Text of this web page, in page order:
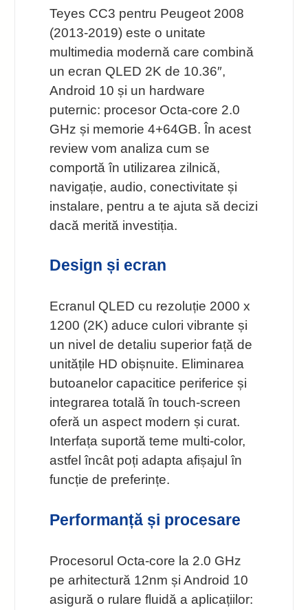
Teyes CC3 pentru Peugeot 2008
(2013-2019) este o unitate
multimedia modernă care combină
un ecran QLED 2K de 10.36″,
Android 10 și un hardware
puternic: procesor Octa-core 2.0
GHz și memorie 4+64GB. În acest
review vom analiza cum se
comportă în utilizarea zilnică,
navigație, audio, conectivitate și
instalare, pentru a te ajuta să decizi
dacă merită investiția.
Design și ecran
Ecranul QLED cu rezoluție 2000 x
1200 (2K) aduce culori vibrante și
un nivel de detaliu superior față de
unitățile HD obișnuite. Eliminarea
butoanelor capacitice periferice și
integrarea totală în touch-screen
oferă un aspect modern și curat.
Interfața suportă teme multi-color,
astfel încât poți adapta afișajul în
funcție de preferințe.
Performanță și procesare
Procesorul Octa-core la 2.0 GHz
pe arhitectură 12nm și Android 10
asigură o rulare fluidă a aplicațiilor: